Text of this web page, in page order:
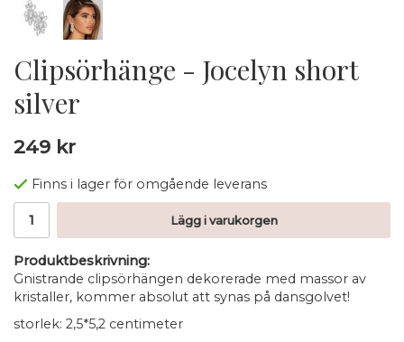
Clipsörhänge - Jocelyn short
silver
249 kr
Finns i lager för omgående leverans
Lägg i varukorgen
Produktbeskrivning:
Gnistrande clipsörhängen dekorerade med massor av
kristaller, kommer absolut att synas på dansgolvet!
storlek: 2,5*5,2 centimeter